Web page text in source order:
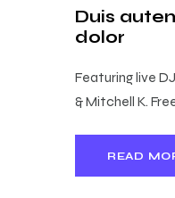
Duis
dolor
Featuring live
& Mitchell K.
READ